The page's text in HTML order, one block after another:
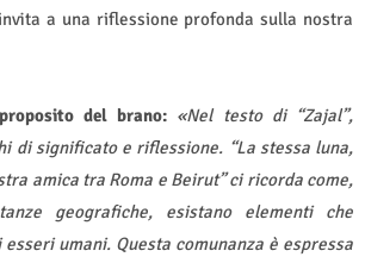
a una riflessione profonda sulla nostra
del brano: «Nel testo di “Zajal”,
di significato e riflessione. “La stessa luna,
amica tra Roma e Beirut” ci ricorda come,
geografiche, esistano elementi che
umani. Questa comunanza è espressa